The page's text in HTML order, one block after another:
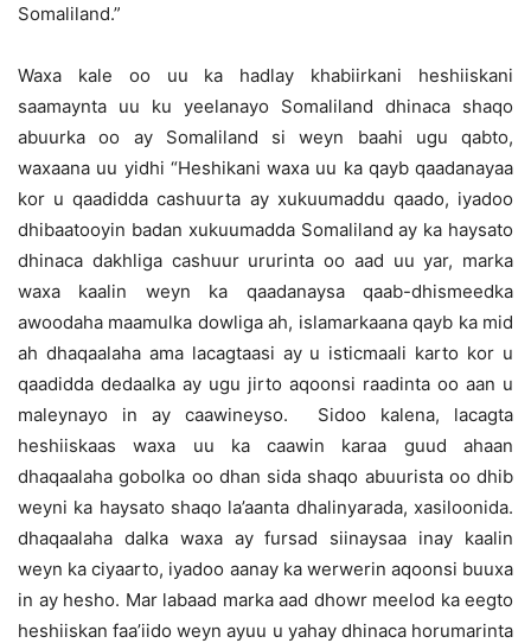
Somaliland.”
Waxa kale oo uu ka hadlay khabiirkani heshiiskani
saamaynta uu ku yeelanayo Somaliland dhinaca shaqo
abuurka oo ay Somaliland si weyn baahi ugu qabto,
waxaana uu yidhi “Heshikani waxa uu ka qayb qaadanayaa
kor u qaadidda cashuurta ay xukuumaddu qaado, iyadoo
dhibaatooyin badan xukuumadda Somaliland ay ka haysato
dhinaca dakhliga cashuur ururinta oo aad uu yar, marka
waxa kaalin weyn ka qaadanaysa qaab-dhismeedka
awoodaha maamulka dowliga ah, islamarkaana qayb ka mid
ah dhaqaalaha ama lacagtaasi ay u isticmaali karto kor u
qaadidda dedaalka ay ugu jirto aqoonsi raadinta oo aan u
maleynayo in ay caawineyso. Sidoo kalena, lacagta
heshiiskaas waxa uu ka caawin karaa guud ahaan
dhaqaalaha gobolka oo dhan sida shaqo abuurista oo dhib
weyni ka haysato shaqo la’aanta dhalinyarada, xasiloonida.
dhaqaalaha dalka waxa ay fursad siinaysaa inay kaalin
weyn ka ciyaarto, iyadoo aanay ka werwerin aqoonsi buuxa
in ay hesho. Mar labaad marka aad dhowr meelod ka eegto
heshiiskan faa’iido weyn ayuu u yahay dhinaca horumarinta